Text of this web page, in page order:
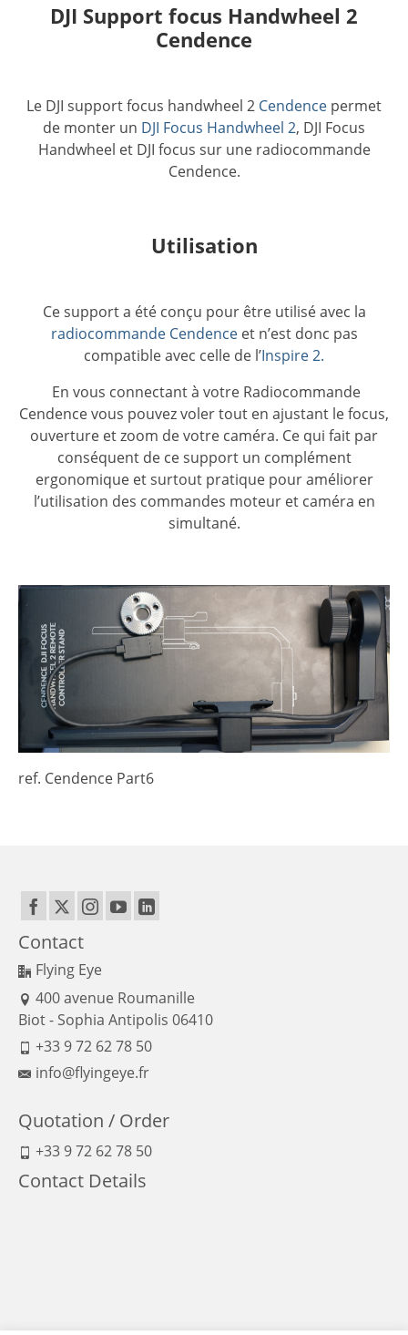
DJI Support focus Handwheel 2
Cendence
Le DJI support focus handwheel 2 Cendence permet
de monter un DJI Focus Handwheel 2, DJI Focus
Handwheel et DJI focus sur une radiocommande
Cendence.
Utilisation
Ce support a été conçu pour être utilisé avec la
radiocommande Cendenceet n’est donc pas
compatible avec celle de l’Inspire 2.
En vous connectant à votre Radiocommande
Cendence vous pouvez voler tout en ajustant le focus,
ouverture et zoom de votre caméra. Ce qui fait par
conséquent de ce support un complément
ergonomique et surtout pratique pour améliorer
l’utilisation des commandes moteur et caméra en
simultané.
ref. Cendence Part6
Contact
Flying Eye
400 avenue Roumanille
Biot - Sophia Antipolis 06410
+33 9 72 62 78 50
info@flyingeye.fr
Quotation / Order
+33 9 72 62 78 50
Contact Details